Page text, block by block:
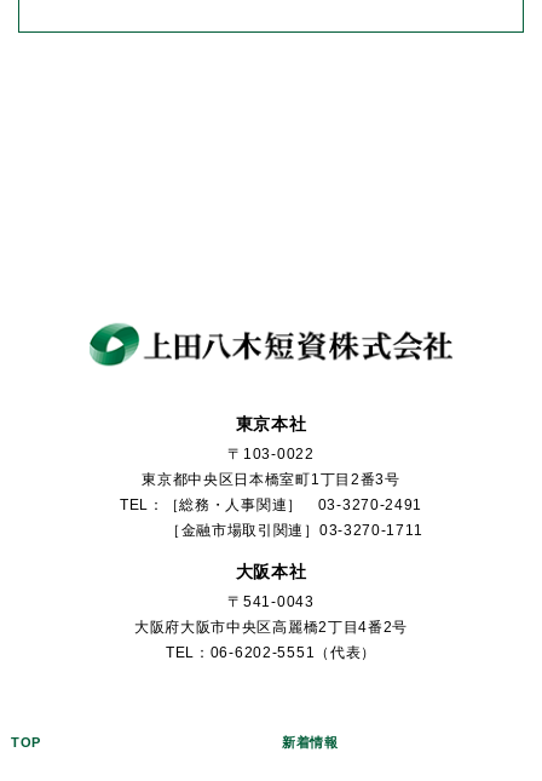
東京本社
〒103-0022
東京都中央区日本橋室町1丁目2番3号
TEL：［総務・人事関連］ 03-3270-2491
［金融市場取引関連］03-3270-1711
大阪本社
〒541-0043
大阪府大阪市中央区高麗橋2丁目4番2号
TEL：06-6202-5551（代表）
TOP 新着情報